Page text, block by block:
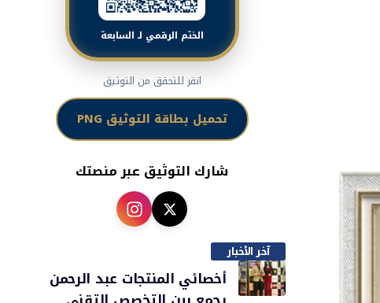
الختم الرقمي لـ السابعة
انقر للتحقق من التوثيق
تحميل بطاقة التوثيق PNG
شارك التوثيق عبر منصتك
آخر الأخبار
أخصائي المنتجات عبد الرحمن